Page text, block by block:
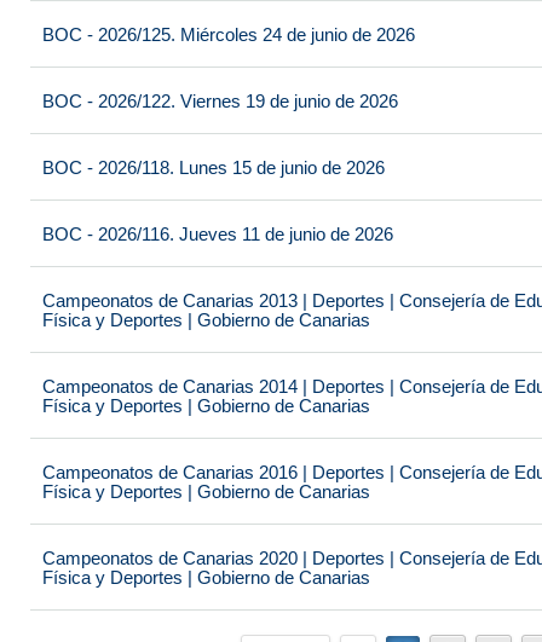
BOC - 2026/125. Miércoles 24 de junio de 2026
BOC - 2026/122. Viernes 19 de junio de 2026
BOC - 2026/118. Lunes 15 de junio de 2026
BOC - 2026/116. Jueves 11 de junio de 2026
Campeonatos de Canarias 2013 | Deportes | Consejería de
Física y Deportes | Gobierno de Canarias
Campeonatos de Canarias 2014 | Deportes | Consejería de
Física y Deportes | Gobierno de Canarias
Campeonatos de Canarias 2016 | Deportes | Consejería de
Física y Deportes | Gobierno de Canarias
Campeonatos de Canarias 2020 | Deportes | Consejería de
Física y Deportes | Gobierno de Canarias